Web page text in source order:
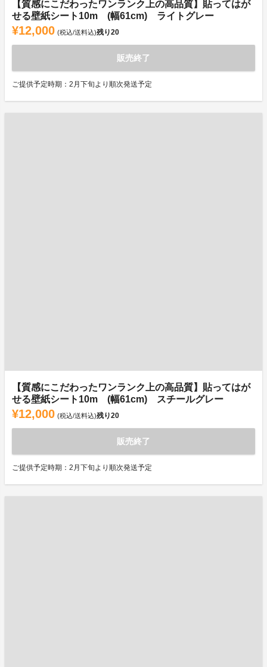
【質感にこだわったワンランク上の高品質】貼ってはが
せる壁紙シート10m (幅61cm) ライトグレー
¥12,000 (税込/送料込)残り20
販売終了
ご提供予定時期：2月下旬より順次発送予定
【質感にこだわったワンランク上の高品質】貼ってはが
せる壁紙シート10m (幅61cm) スチールグレー
¥12,000 (税込/送料込)残り20
販売終了
ご提供予定時期：2月下旬より順次発送予定